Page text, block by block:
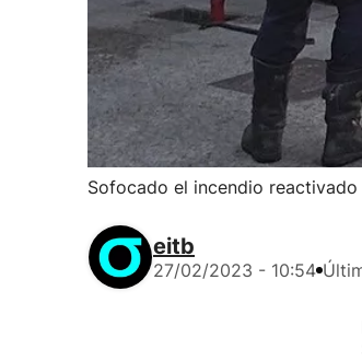
Sofocado el incendio
eitb
27/02/2023 - 10:54